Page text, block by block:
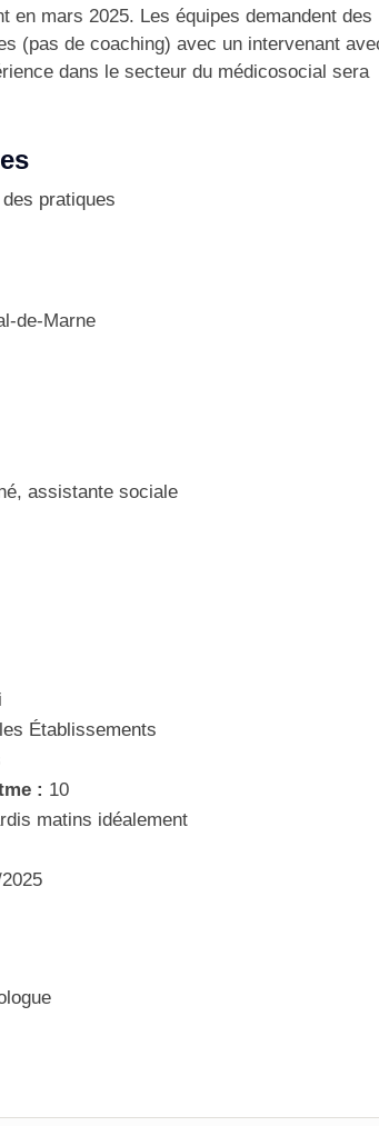
en mars 2025. Les équipes demandent des
(pas de coaching) avec un intervenant
dans le secteur du médicosocial sera
pratiques
de-Marne
assistante sociale
Établissements
: 10
matins idéalement